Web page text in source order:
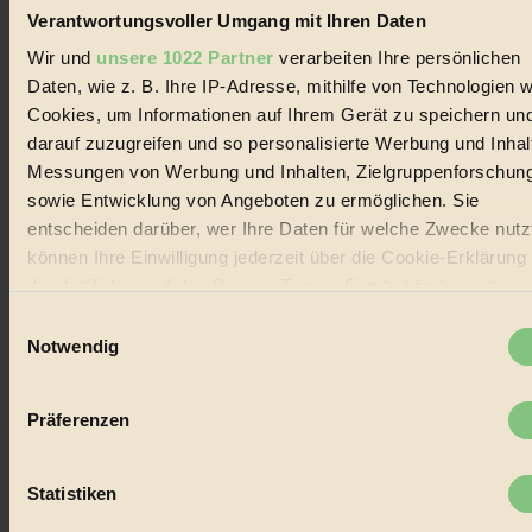
Verantwortungsvoller Umgang mit Ihren Daten
Wir und unsere 1022 Partner verarbeiten Ihre persönlichen
Daten, wie z. B. Ihre IP-Adresse, mithilfe von Technologien
Cookies, um Informationen auf Ihrem Gerät zu speichern
darauf zuzugreifen und so personalisierte Werbung und
Messungen von Werbung und Inhalten,
sowie Entwicklung von Angeboten zu ermöglichen. Sie
entscheiden darüber, wer Ihre Daten für welche Zwecke
können Ihre Einwilligung jederzeit über die Cookie-Erklärung
Informationen über Ihre geografische Lage erfassen,
welche bis auf einige Meter genau sein können
Merkmalen (Fingerprinting) identifizieren
Notwendig
Präferenzen
Statistiken
und Produkte, ein Leitfaden im schnell wachsenden Markt des
Handels mit Bioprodukten, des Fair-Trade sowie der Branche
alternativer Energien.
Social Media
22.601 Fans auf Facebook
3.415 Follower auf Twitter
Folge uns auf Instagram
Themen
Bio
#
Nachhaltigkeit